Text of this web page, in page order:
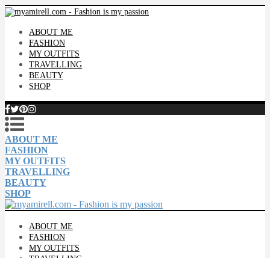
ABOUT ME
FASHION
MY OUTFITS
TRAVELLING
BEAUTY
SHOP
ABOUT ME
FASHION
MY OUTFITS
TRAVELLING
BEAUTY
SHOP
ABOUT ME
FASHION
MY OUTFITS